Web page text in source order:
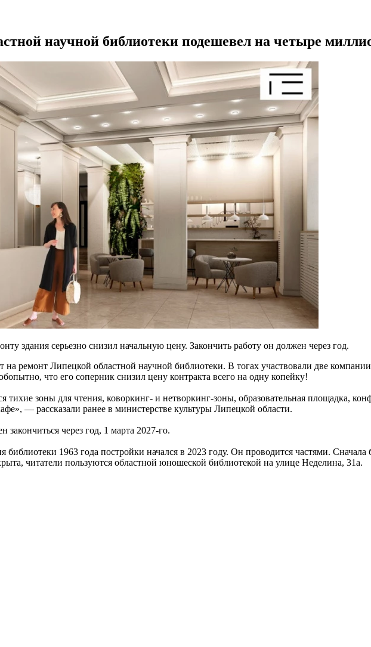
научной библиотеки подешевел на четыре
здания серьезно снизил начальную цену. Закончить работу он должен через год.
ремонт Липецкой областной научной библиотеки. В тогах участвовали две
что его соперник снизил цену контракта всего на одну копейку!
тихие зоны для чтения, коворкинг- и нетворкинг-зоны, образовательная площадка,
— рассказали ранее в министерстве культуры Липецкой области.
закончиться через год, 1 марта 2027-го.
1963 года постройки начался в 2023 году. Он проводится частями.
читатели пользуются областной юношеской библиотекой на улице Неделина, 31а.